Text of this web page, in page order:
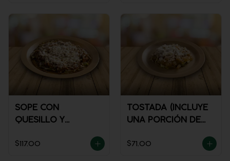
SOPE CON
QUESILLO Y
$117.00
TOSTADA (INCLUYE
UNA PORCIÓN DE
$71.00